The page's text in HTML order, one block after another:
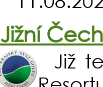
Jižní
Již